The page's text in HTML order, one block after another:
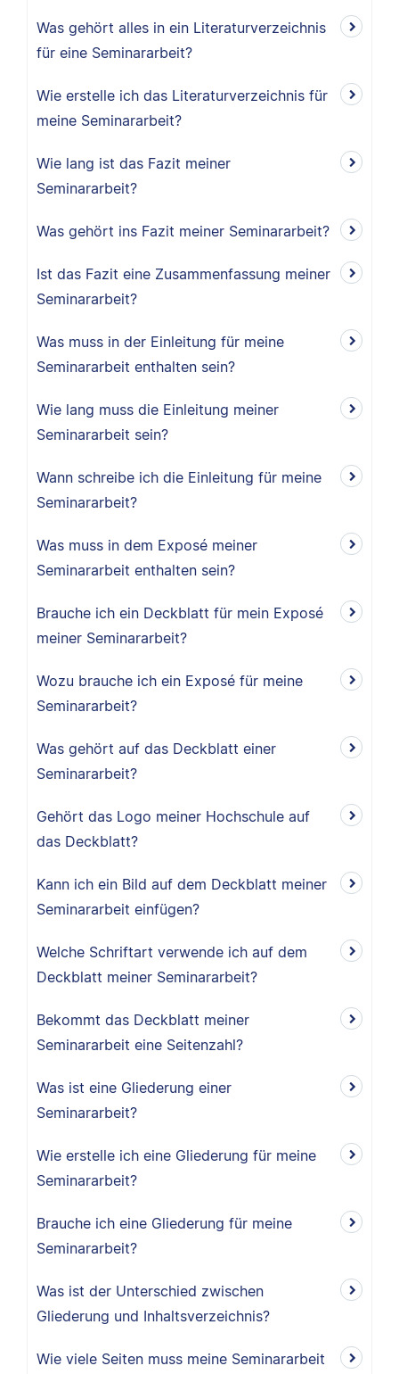
Was gehört alles in ein Literaturverzeichnis
für eine Seminararbeit?
Wie erstelle ich das Literaturverzeichnis für
meine Seminararbeit?
Wie lang ist das Fazit meiner
Seminararbeit?
Was gehört ins Fazit meiner Seminararbeit?
Ist das Fazit eine Zusammenfassung meiner
Seminararbeit?
Was muss in der Einleitung für meine
Seminararbeit enthalten sein?
Wie lang muss die Einleitung meiner
Seminararbeit sein?
Wann schreibe ich die Einleitung für meine
Seminararbeit?
Was muss in dem Exposé meiner
Seminararbeit enthalten sein?
Brauche ich ein Deckblatt für mein Exposé
meiner Seminararbeit?
Wozu brauche ich ein Exposé für meine
Seminararbeit?
Was gehört auf das Deckblatt einer
Seminararbeit?
Gehört das Logo meiner Hochschule auf
das Deckblatt?
Kann ich ein Bild auf dem Deckblatt meiner
Seminararbeit einfügen?
Welche Schriftart verwende ich auf dem
Deckblatt meiner Seminararbeit?
Bekommt das Deckblatt meiner
Seminararbeit eine Seitenzahl?
Was ist eine Gliederung einer
Seminararbeit?
Wie erstelle ich eine Gliederung für meine
Seminararbeit?
Brauche ich eine Gliederung für meine
Seminararbeit?
Was ist der Unterschied zwischen
Gliederung und Inhaltsverzeichnis?
Wie viele Seiten muss meine Seminararbeit